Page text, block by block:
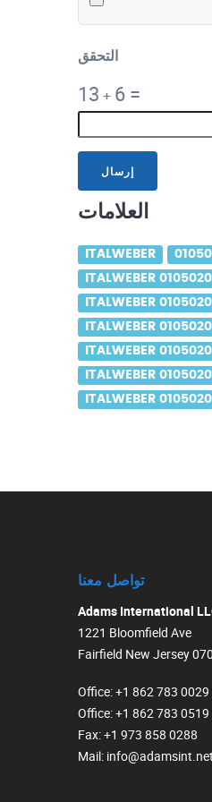
التحقق
13 + 6 =
إرسال
العلامات
ITALWEBER
تواصل معنا
Adams International
1221 Bloomfield Ave
Fairfield New Jersey
Office: +1 862 783
Office: +1 862 783
Fax: +1 973 858 0288
Mail: info@adamsint.net